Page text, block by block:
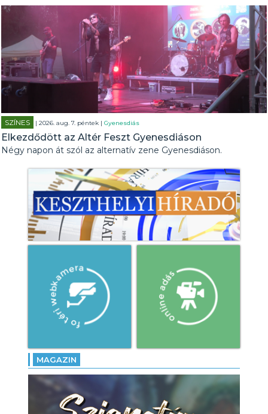
SZÍNES | 2026. aug. 7. péntek |Gyenesdiás
Elkezdődött az Altér Feszt Gyenesdiáson
Négy napon át szól az alternatív zene Gyenesdiáson.
MAGAZIN